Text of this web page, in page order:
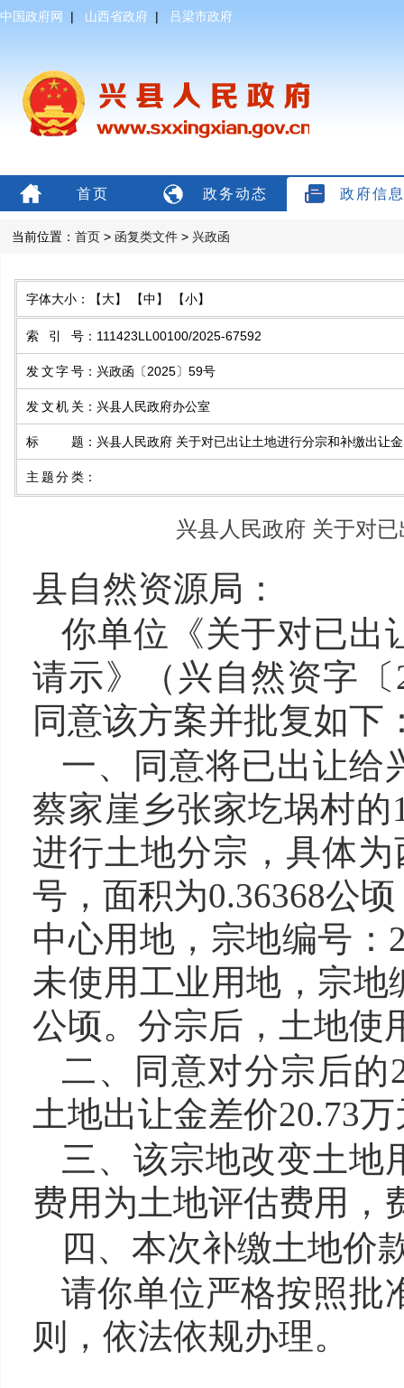
中国政府网 | 山西省政府 | 吕梁市政府
首页 政务动态 政府信
当前位置： 首页 > 函复类文件 > 兴政函
字体大小： 【大】 【中】 【小】
索引号 ： 111423LL00100/2025-67592
发文字号 ： 兴政函〔2025〕59号
发文机关 ： 兴县人民政府办公室
标题 ： 兴县人民政府 关于对已出让土地进行分宗和补缴出让
主题分类 ：
兴县人民政府 关于对
县自然资源局：
你单位《关于对已出
请示》（兴自然资字〔
同意该方案并批复如下
一、同意将已出让给
蔡家崖乡张家圪埚村的
进行土地分宗，具体为
号，面积为0.36368公
中心用地，宗地编号：
未使用工业用地，宗地
公顷。 分宗后，土地使
二、同意对分宗后的
土地出让金差价20.73万
三、该宗地改变土地
费用为土地评估费用，
四、 本次补缴土地价
请你单位严格按照批
则，依法依规办理。